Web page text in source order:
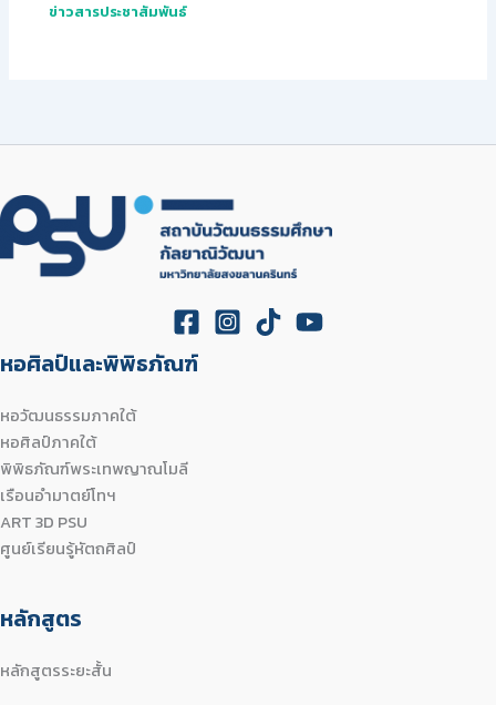
ข่าวสารประชาสัมพันธ์
หอศิลป์และพิพิธภัณฑ์
หอวัฒนธรรมภาคใต้
หอศิลป์ภาคใต้
พิพิธภัณฑ์พระเทพญาณโมลี
เรือนอำมาตย์โทฯ
ART 3D PSU
ศูนย์เรียนรู้หัตถศิลป์
หลักสูตร
หลักสูตรระยะสั้น